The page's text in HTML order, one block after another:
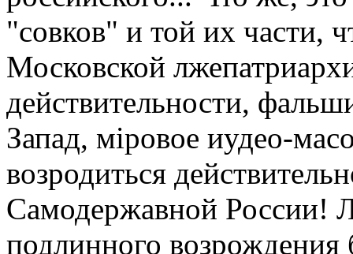
"совков" и той их части,
Московской
действительности,
Запад, мiровое иудео-
возродиться
Самодержавной России!
подлинного возрождения